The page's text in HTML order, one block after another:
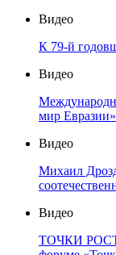
Видео
К 79-й
Видео
мир Евразии»
Видео
Михаил
Видео
ТОЧКИ